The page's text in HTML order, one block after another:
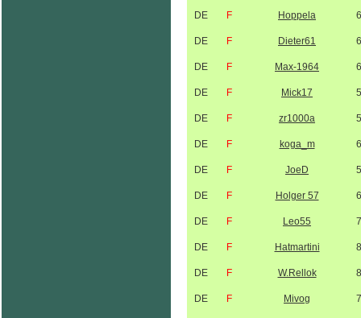
DE F Hoppela
DE F Dieter61
DE F Max-1964
DE F Mick17
DE F zr1000a
DE F koga_m
DE F JoeD
DE F Holger 57
DE F Leo55
DE F Hatmartini
DE F W.Rellok
DE F Mivog